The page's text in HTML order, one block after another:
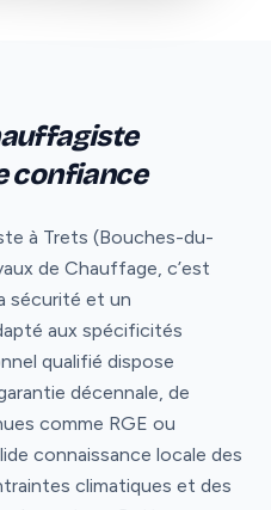
confiance
à Trets (Bouches-du-
de Chauffage, c’est
sécurité et un
aux spécificités
qualifié dispose
décennale, de
comme RGE ou
connaissance locale des
climatiques et des